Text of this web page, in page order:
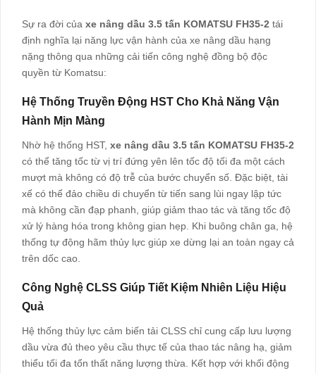
Sự ra đời của xe nâng dầu 3.5 tấn KOMATSU FH35-2 tái
định nghĩa lại năng lực vận hành của xe nâng dầu hạng
nặng thông qua những cải tiến công nghệ đồng bộ độc
quyền từ Komatsu:
Hệ Thống Truyền Động HST Cho Khả Năng Vận
Hành Mịn Màng
Nhờ hệ thống HST, xe nâng dầu 3.5 tấn KOMATSU FH35-2
có thể tăng tốc từ vị trí đứng yên lên tốc độ tối đa một cách
mượt mà không có độ trễ của bước chuyển số. Đặc biệt, tài
xế có thể đảo chiều di chuyển từ tiến sang lùi ngay lập tức
mà không cần đạp phanh, giúp giảm thao tác và tăng tốc độ
xử lý hàng hóa trong không gian hẹp. Khi buông chân ga, hệ
thống tự động hãm thủy lực giúp xe dừng lại an toàn ngay cả
trên dốc cao.
Công Nghệ CLSS Giúp Tiết Kiệm Nhiên Liệu Hiệu
Quả
Hệ thống thủy lực cảm biến tải CLSS chỉ cung cấp lưu lượng
dầu vừa đủ theo yêu cầu thực tế của thao tác nâng hạ, giảm
thiểu tối đa tổn thất năng lượng thừa. Kết hợp với khối động